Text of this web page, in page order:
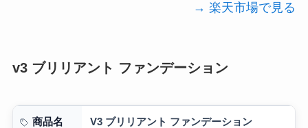
→ 楽天市場で見る
v3 ブリリアント ファンデーション
商品名 V3 ブリリアント ファンデーション